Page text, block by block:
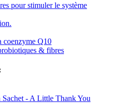
pour stimuler le système
coenzyme Q10
& fibres
- A Little Thank You